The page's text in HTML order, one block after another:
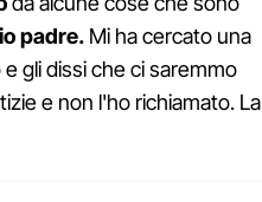
padre. Mi ha cercato una
gli dissi che ci saremmo
e non l'ho richiamato. La